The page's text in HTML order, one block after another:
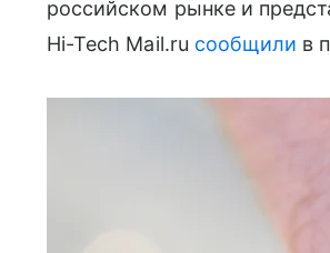
российском рынке и
Hi-Tech Mail.ru сообщили в